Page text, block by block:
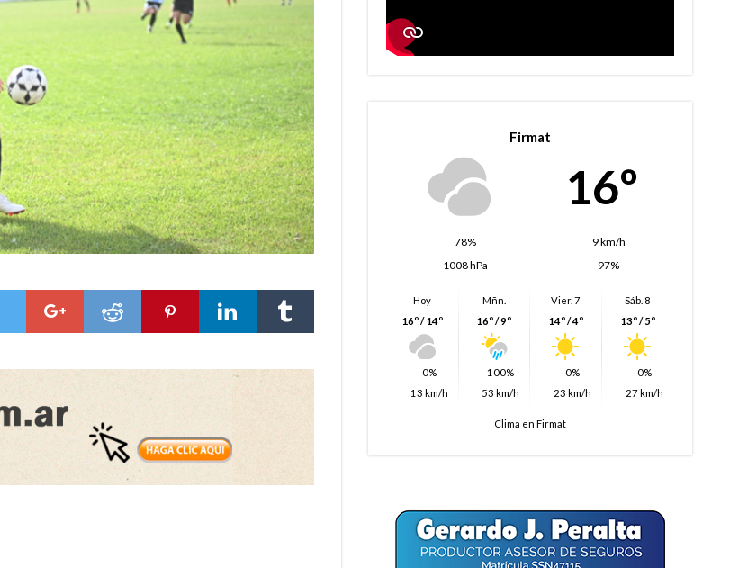
Firmat
16º
78%
9 km/h
1008 hPa
97%
Hoy
16º / 14º
0%
13 km/h
Mñn.
16º / 9º
100%
53 km/h
Vier. 7
14º / 4º
0%
23 km/h
Sáb. 8
13º / 5º
0%
27 km/h
Clima en Firmat